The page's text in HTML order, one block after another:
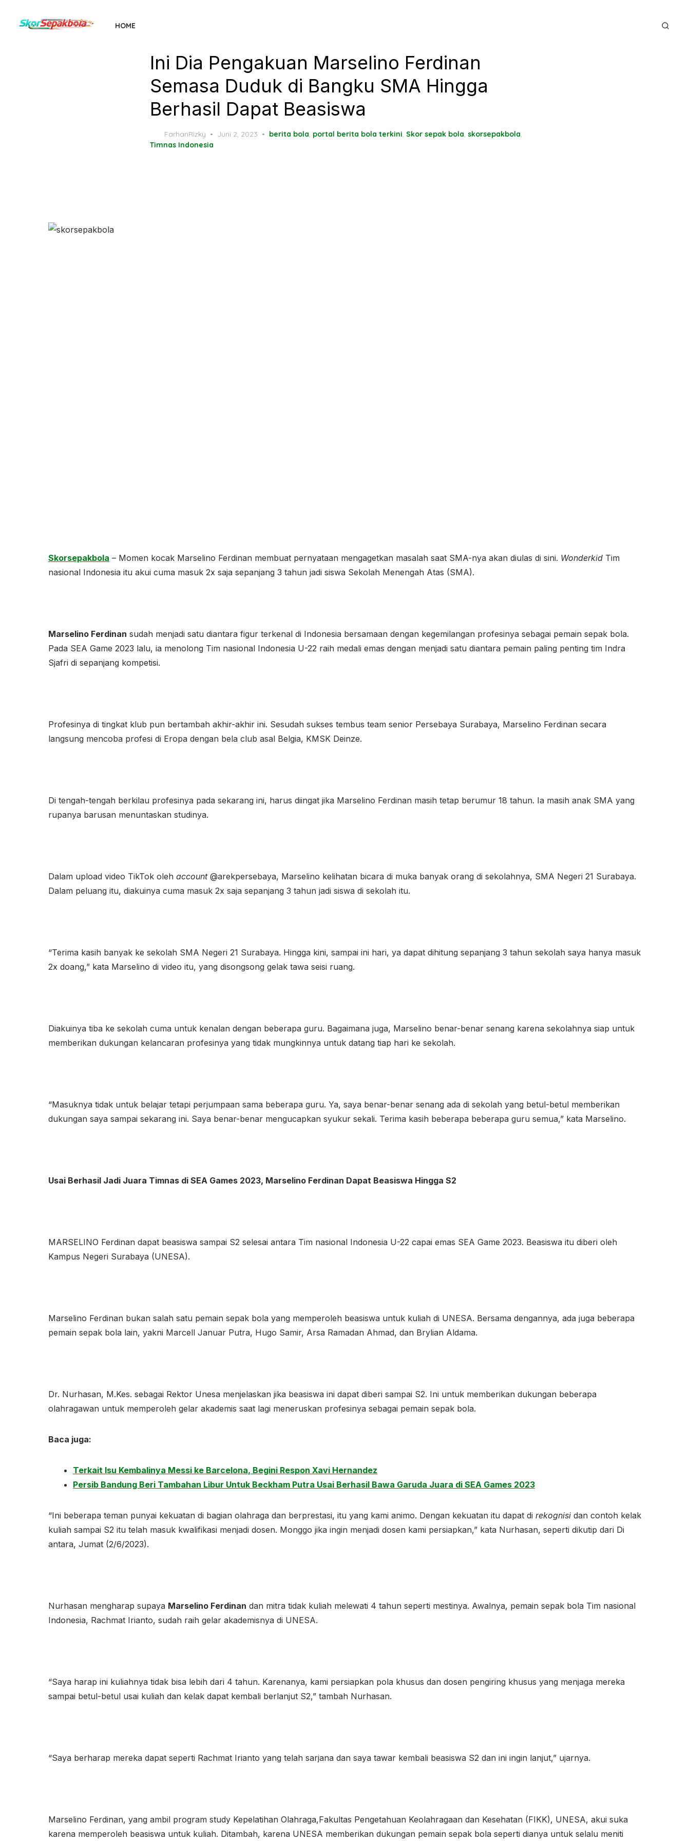
HOME
Ini Dia Pengakuan Marselino Ferdinan
Semasa Duduk di Bangku SMA Hingga
Berhasil Dapat Beasiswa
FarhanRizky
Posted
Juni 2, 2023 berita bola, portal berita bola terkini, Skor sepak bola, skorsepakbola,
Timnas Indonesia
Skorsepakbola – Momen kocak Marselino Ferdinan membuat pernyataan mengagetkan masalah saat SMA-nya akan diulas di sini. Wonderkid Tim
nasional Indonesia itu akui cuma masuk 2x saja sepanjang 3 tahun jadi siswa Sekolah Menengah Atas (SMA).
Marselino Ferdinan sudah menjadi satu diantara figur terkenal di Indonesia bersamaan dengan kegemilangan profesinya sebagai pemain sepak bola.
Pada SEA Game 2023 lalu, ia menolong Tim nasional Indonesia U-22 raih medali emas dengan menjadi satu diantara pemain paling penting tim Indra
Sjafri di sepanjang kompetisi.
Profesinya di tingkat klub pun bertambah akhir-akhir ini. Sesudah sukses tembus team senior Persebaya Surabaya, Marselino Ferdinan secara
langsung mencoba profesi di Eropa dengan bela club asal Belgia, KMSK Deinze.
Di tengah-tengah berkilau profesinya pada sekarang ini, harus diingat jika Marselino Ferdinan masih tetap berumur 18 tahun. Ia masih anak SMA yang
rupanya barusan menuntaskan studinya.
Dalam upload video TikTok oleh account @arekpersebaya, Marselino kelihatan bicara di muka banyak orang di sekolahnya, SMA Negeri 21 Surabaya.
Dalam peluang itu, diakuinya cuma masuk 2x saja sepanjang 3 tahun jadi siswa di sekolah itu.
“Terima kasih banyak ke sekolah SMA Negeri 21 Surabaya. Hingga kini, sampai ini hari, ya dapat dihitung sepanjang 3 tahun sekolah saya hanya masuk
2x doang,” kata Marselino di video itu, yang disongsong gelak tawa seisi ruang.
Diakuinya tiba ke sekolah cuma untuk kenalan dengan beberapa guru. Bagaimana juga, Marselino benar-benar senang karena sekolahnya siap untuk
memberikan dukungan kelancaran profesinya yang tidak mungkinnya untuk datang tiap hari ke sekolah.
“Masuknya tidak untuk belajar tetapi perjumpaan sama beberapa guru. Ya, saya benar-benar senang ada di sekolah yang betul-betul memberikan
dukungan saya sampai sekarang ini. Saya benar-benar mengucapkan syukur sekali. Terima kasih beberapa beberapa guru semua,” kata Marselino.
Usai Berhasil Jadi Juara Timnas di SEA Games 2023, Marselino Ferdinan Dapat Beasiswa Hingga S2
MARSELINO Ferdinan dapat beasiswa sampai S2 selesai antara Tim nasional Indonesia U-22 capai emas SEA Game 2023. Beasiswa itu diberi oleh
Kampus Negeri Surabaya (UNESA).
Marselino Ferdinan bukan salah satu pemain sepak bola yang memperoleh beasiswa untuk kuliah di UNESA. Bersama dengannya, ada juga beberapa
pemain sepak bola lain, yakni Marcell Januar Putra, Hugo Samir, Arsa Ramadan Ahmad, dan Brylian Aldama.
Dr. Nurhasan, M.Kes. sebagai Rektor Unesa menjelaskan jika beasiswa ini dapat diberi sampai S2. Ini untuk memberikan dukungan beberapa
olahragawan untuk memperoleh gelar akademis saat lagi meneruskan profesinya sebagai pemain sepak bola.
Baca juga:
Terkait Isu Kembalinya Messi ke Barcelona, Begini Respon Xavi Hernandez
Persib Bandung Beri Tambahan Libur Untuk Beckham Putra Usai Berhasil Bawa Garuda Juara di SEA Games 2023
“Ini beberapa teman punyai kekuatan di bagian olahraga dan berprestasi, itu yang kami animo. Dengan kekuatan itu dapat di rekognisi dan contoh kelak
kuliah sampai S2 itu telah masuk kwalifikasi menjadi dosen. Monggo jika ingin menjadi dosen kami persiapkan,” kata Nurhasan, seperti dikutip dari Di
antara, Jumat (2/6/2023).
Nurhasan mengharap supaya Marselino Ferdinan dan mitra tidak kuliah melewati 4 tahun seperti mestinya. Awalnya, pemain sepak bola Tim nasional
Indonesia, Rachmat Irianto, sudah raih gelar akademisnya di UNESA.
“Saya harap ini kuliahnya tidak bisa lebih dari 4 tahun. Karenanya, kami persiapkan pola khusus dan dosen pengiring khusus yang menjaga mereka
sampai betul-betul usai kuliah dan kelak dapat kembali berlanjut S2,” tambah Nurhasan.
“Saya berharap mereka dapat seperti Rachmat Irianto yang telah sarjana dan saya tawar kembali beasiswa S2 dan ini ingin lanjut,” ujarnya.
Marselino Ferdinan, yang ambil program study Kepelatihan Olahraga,Fakultas Pengetahuan Keolahragaan dan Kesehatan (FIKK), UNESA, akui suka
karena memperoleh beasiswa untuk kuliah. Ditambah, karena UNESA memberikan dukungan pemain sepak bola seperti dianya untuk selalu meniti